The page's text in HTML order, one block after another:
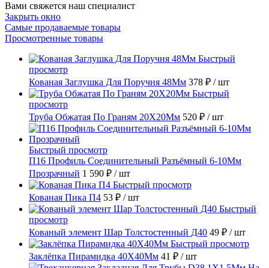
Вами свяжется наш специалист
Закрыть окно
Самые продаваемые товары
Просмотренные товары
Быстрый
просмотр
Кованая Заглушка Для Поручня 48Мм 378 ₽ / шт
Быстрый
просмотр
Труба Обжатая По Граням 20X20Мм 520 ₽ / шт
Быстрый просмотр
П16 Профиль Соединительный Разъёмный 6-10Мм
Прозрачный 1 590 ₽ / шт
Быстрый просмотр
Кованая Пика П4 53 ₽ / шт
Быстрый
просмотр
Кованый элемент Шар Толстостенный Д40 49 ₽ / шт
Быстрый просмотр
Заклёпка Пирамидка 40X40Мм 41 ₽ / шт